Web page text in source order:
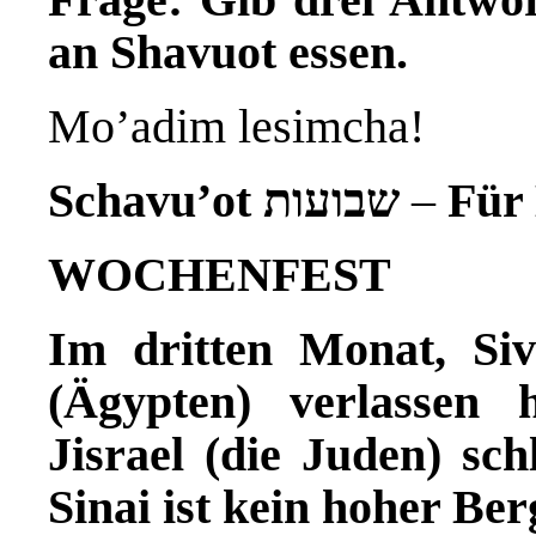
an Shavuot essen.
Mo’adim lesimcha!
Schavu’ot שבועות – Für
WOCHENFEST
Im dritten Monat,
(Ägypten) verlassen
Jisrael (die Juden)
Sinai ist kein hoher